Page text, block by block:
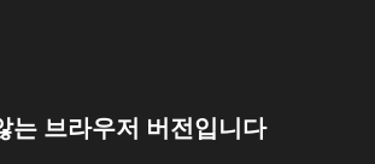
는 브라우저 버전입니다